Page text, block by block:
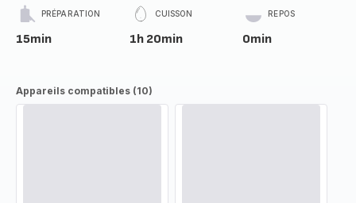
PRÉPARATION
15min
CUISSON
1h 20min
REPOS
0min
Appareils compatibles (10)